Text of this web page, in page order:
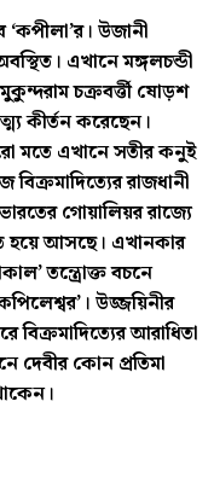
‘কপীলা’র। উজানী
এখানে মঙ্গলচন্ডী
চক্রবর্ত্তী ষোড়শ
কীর্তন করেছেন।
মতে এখানে সতীর কনুই
বিক্রমাদিত্যের রাজধানী
গোয়ালিয়র রাজ্যে
হয়ে আসছে। এখানকার
তন্ত্রোক্ত বচনে
উজ্জয়িনীর
বিক্রমাদিত্যের আরাধিতা
দেবীর কোন প্রতিমা